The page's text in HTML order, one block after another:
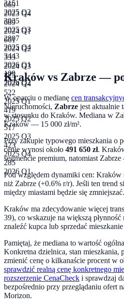
3151
2025 Q2
3035
2025 Q3
2807
2025 Q4
3443
2026 Q1
109
2026 Q2
669
2023 Q4
689
2024 Q1
661
2024 Q2
333
2024 Q3
425
2024 Q4
522
2025 Q1
419
2025 Q2
517
2025 Q3
423
2025 Q4
285
2026 Q1
Krakówvs Zabrze —
W oparciu o medianę cen
Nieruchomości, Zabrze jest aktualnie
w stosunku do Kraków. Mediana w
Kraków— 15 000 zł/m².
Przy zakupie typowego mieszkania o
cenie wynosi około 491 650 zł.
segmencie premium, natomiast
Pod względem dynamiki cen: Kraków
niż Zabrze (+0.6% r/r). Jeśli ten trend
między miastami będzie się zmniejszać.
Kraków ma zdecydowanie więcej
39), co wskazuje na większą
znaleźć kupca lub sprzedać
Pamiętaj, że mediana to wartość
Konkretna dzielnica, stan mieszkania,
zmienić cenę o kilkanaście procent w
sprawdzić realną cenę konkretnego
rozszerzenie CenaCheck i sprawdzaj
bezpośrednio przy przeglądaniu ofert
Morizon.